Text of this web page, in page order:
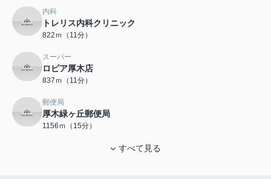
内科
トレリス内科クリニック
822ｍ（11分）
スーパー
ロピア厚木店
837ｍ（11分）
郵便局
厚木緑ヶ丘郵便局
1156ｍ（15分）
すべて見る